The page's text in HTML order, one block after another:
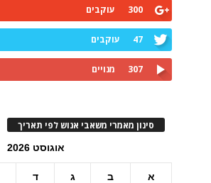
300 עוקבים
47 עוקבים
307 מנויים
סינון מאמרי משאבי אנוש לפי תאריך
אוגוסט 2026
א ב ג ד